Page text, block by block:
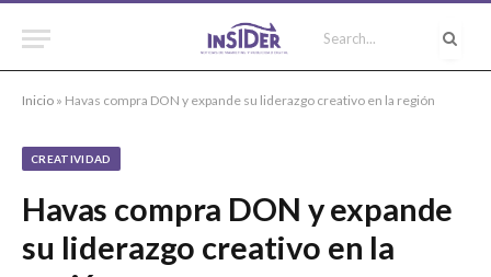
Inicio » Havas compra DON y expande su liderazgo creativo en la región
CREATIVIDAD
Havas compra DON y expande
su liderazgo creativo en la